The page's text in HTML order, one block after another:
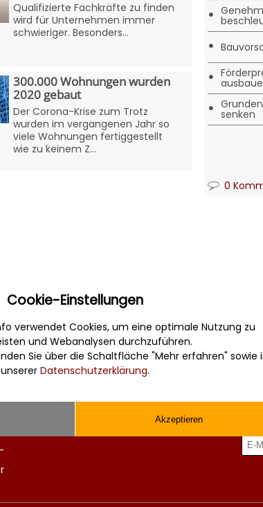
Qualifizierte Fachkräfte zu finden
wird für Unternehmen immer
schwieriger. Besonders...
300.000 Wohnungen wurden
2020 gebaut
Der Corona-Krise zum Trotz
wurden im vergangenen Jahr so
viele Wohnungen fertiggestellt
wie zu keinem Z...
•
•
•
• senken
0
Sonstiges
Werbung
Musterverträge und Vorlagen
Cookie-Einstellungen
verwendet Cookies, um eine optimale Nutzung zu
und Webanalysen durchzuführen.
Sie über die Schaltfläche "Mehr erfahren" sowie
unserer Datenschutzerklärung.
Akzeptieren